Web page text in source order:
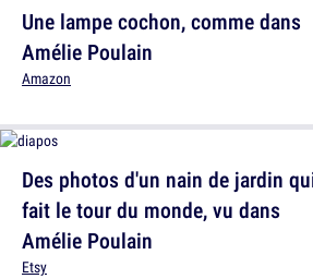
Des photos d'un nain de jardin
fait le tour du monde, vu dans
Amélie Poulain
Etsy
Une lampe cochon, comme dans
Amélie Poulain
Amazon